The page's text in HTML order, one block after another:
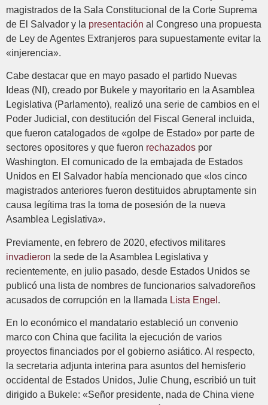
magistrados de la Sala Constitucional de la Corte Suprema
de El Salvador y la presentación al Congreso una propuesta
de Ley de Agentes Extranjeros para supuestamente evitar la
«injerencia».
Cabe destacar que en mayo pasado el partido Nuevas
Ideas (NI), creado por Bukele y mayoritario en la Asamblea
Legislativa (Parlamento), realizó una serie de cambios en el
Poder Judicial, con destitución del Fiscal General incluida,
que fueron catalogados de «golpe de Estado» por parte de
sectores opositores y que fueron rechazados por
Washington. El comunicado de la embajada de Estados
Unidos en El Salvador había mencionado que «los cinco
magistrados anteriores fueron destituidos abruptamente sin
causa legítima tras la toma de posesión de la nueva
Asamblea Legislativa».
Previamente, en febrero de 2020, efectivos militares
invadieron la sede de la Asamblea Legislativa y
recientemente, en julio pasado, desde Estados Unidos se
publicó una lista de nombres de funcionarios salvadoreños
acusados de corrupción en la llamada Lista Engel .
En lo económico el mandatario estableció un convenio
marco con China que facilita la ejecución de varios
proyectos financiados por el gobierno asiático. Al respecto,
la secretaria adjunta interina para asuntos del hemisferio
occidental de Estados Unidos, Julie Chung, escribió un tuit
dirigido a Bukele: «Señor presidente, nada de China viene